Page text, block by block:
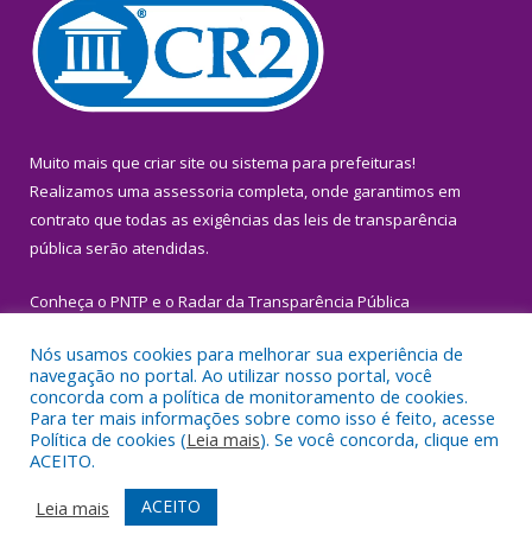
Muito mais que criar site ou sistema para prefeituras!
Realizamos uma assessoria completa, onde garantimos em
contrato que todas as exigências das leis de transparência
pública serão atendidas.
Conheça o PNTP e o Radar da Transparência Pública
Todos os direitos reservados a Prefeitura Municipal de Igarapé-
Miri.
Mapa do Site
Acessar Área Administrativa
Acessar Webmail
Nós usamos cookies para melhorar sua experiência de
navegação no portal. Ao utilizar nosso portal, você
concorda com a política de monitoramento de cookies.
Para ter mais informações sobre como isso é feito, acesse
Política de cookies (Leia mais). Se você concorda, clique em
ACEITO.
Leia mais
ACEITO